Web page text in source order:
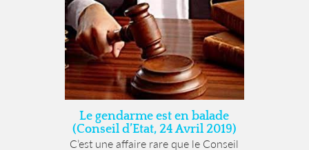
Le gendarme est en balade
(Conseil d’Etat, 24 Avril 2019)
C’est une affaire rare que le Conseil